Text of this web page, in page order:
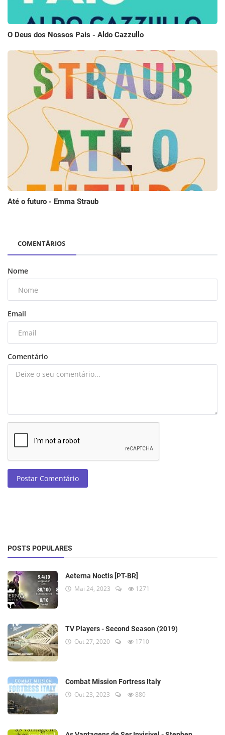
O Deus dos Nossos Pais - Aldo Cazzullo
Até o futuro - Emma Straub
COMENTÁRIOS
Nome
Email
Comentário
Postar Comentário
POSTS POPULARES
Aeterna Noctis [PT-BR]
Mai 24, 2023 1271
TV Players - Second Season (2019)
Out 27, 2020 1710
Combat Mission Fortress Italy
Out 23, 2023 880